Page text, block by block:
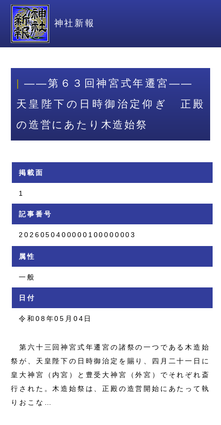
神社新報
――第６３回神宮式年遷宮――
天皇陛下の日時御治定仰ぎ 正殿
の造営にあたり木造始祭
掲載面
1
記事番号
2026050400000100000003
属性
一般
日付
令和08年05月04日
第六十三回神宮式年遷宮の諸祭の一つである木造始
祭が、天皇陛下の日時御治定を賜り、四月二十一日に
皇大神宮（内宮）と豊受大神宮（外宮）でそれぞれ斎
行された。木造始祭は、正殿の造営開始にあたって執
りおこな…